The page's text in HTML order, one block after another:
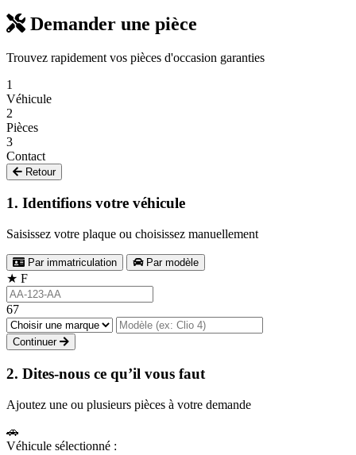
Demander une pièce
Trouvez rapidement vos pièces d'occasion garanties
1
Véhicule
2
Pièces
3
Contact
Retour
1. Identifions votre véhicule
Saisissez votre plaque ou choisissez manuellement
Par immatriculation Par modèle
★ F
67
Continuer
2. Dites-nous ce qu’il vous faut
Ajoutez une ou plusieurs pièces à votre demande
🚗
Véhicule sélectionné :